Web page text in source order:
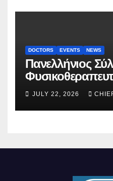
DOCTORS EVENTS NEWS
Πανελλήνιος
προτάσεις προς
τον
JULY 22, 2026